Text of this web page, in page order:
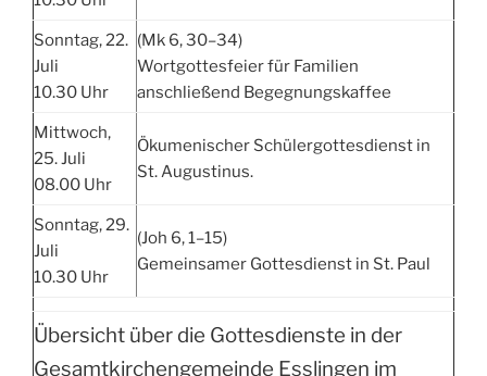
Sonntag, 22.
Juli
10.30 Uhr
(Mk 6, 30–34)
Wortgottesfeier für Familien
anschließend Begegnungskaffee
Mittwoch,
25. Juli
08.00 Uhr
Ökumenischer Schülergottesdienst in
St. Augustinus.
Sonntag, 29.
Juli
10.30 Uhr
(Joh 6, 1–15)
Gemeinsamer Gottesdienst in St. Paul
Übersicht über die Gottesdienste in der
Gesamtkirchengemeinde Esslingen im